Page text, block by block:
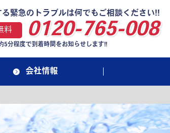
る緊急のトラブルは何でもご相談ください!!
料 0120-765-008
5分程度で到着時間をお知らせします!!
会社情報